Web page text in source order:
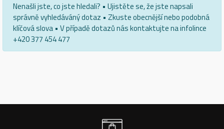
Nenašli jste, co jste hledali? • Ujistěte se, že jste napsali
správně vyhledáváný dotaz • Zkuste obecnější nebo podobná
klíčová slova • V případě dotazů nás kontaktujte na infolince
+420 377 454 477